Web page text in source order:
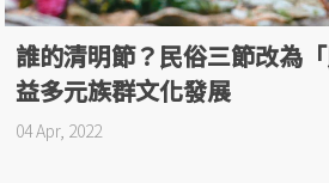
誰的清明節？民俗三節改為
益多元族群文化發展
04 Apr, 2022